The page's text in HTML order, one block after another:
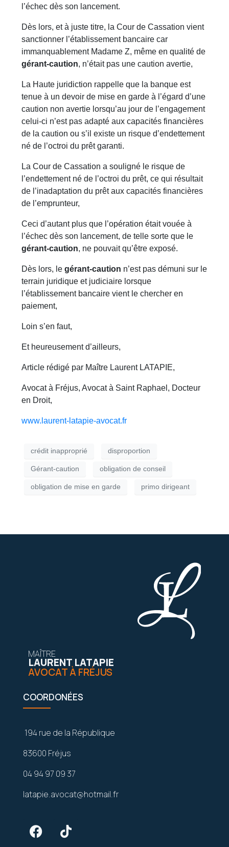
l’échec dès son lancement.
Dès lors, et à juste titre, la Cour de Cassation vient
sanctionner l’établissement bancaire car
immanquablement Madame Z, même en qualité de
gérant-caution, n’était pas une caution avertie,
La Haute juridiction rappelle que la banque est
tenue à un devoir de mise en garde à l’égard d’une
caution non avertie lorsqu’au jour de l’engagement
celui-ci n’est pas adapté aux capacités financières
de la caution ou s’il existe un risque d’endettement
né de l’octroi du prêt garanti.
La Cour de Cassation a souligné le risque de
l’endettement né de l’octroi du prêt, ce qui résultait
de l’inadaptation du prêt aux capacités financières
de l’emprunteur,
Ceci d’autant plus que l’opération était vouée à
l’échec dès son lancement, de telle sorte que le
gérant-caution, ne pouvait qu’être exposé.
Dès lors, legérant-caution n’est pas démuni sur le
terrain juridique et judiciaire lorsque
l’établissement bancaire vient le chercher en
paiement,
Loin s’en faut,
Et heureusement d’ailleurs,
Article rédigé par Maître Laurent LATAPIE,
Avocat à Fréjus, Avocat à Saint Raphael, Docteur
en Droit,
www.laurent-latapie-avocat.fr
crédit inapproprié disproportion
Gérant-caution obligation de conseil
obligation de mise en garde primo dirigeant
MAÎTRE
LAURENT LATAPIE
AVOCAT À FRÉJUS
COORDONÉES
194 rue de la République
83600 Fréjus
04 94 97 09 37
latapie.avocat@hotmail.fr